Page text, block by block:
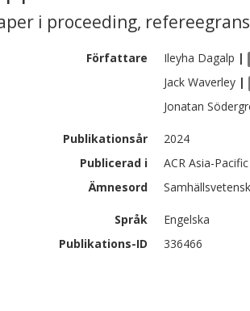
i proceeding,
Författare Ileyha Dagalp |
Jack Waverley |
Jonatan
Publikationsår
2024
Publicerad i
ACR Asia-
Ämnesord
Språk
Engelska
Publikations-ID
336466